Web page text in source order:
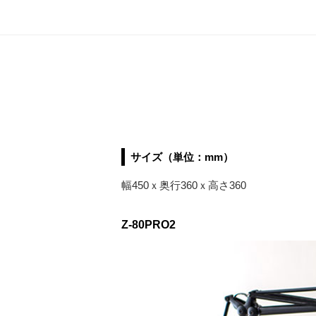
サイズ（単位：mm）
幅450ｘ奥行360ｘ高さ360
Z-80PRO2